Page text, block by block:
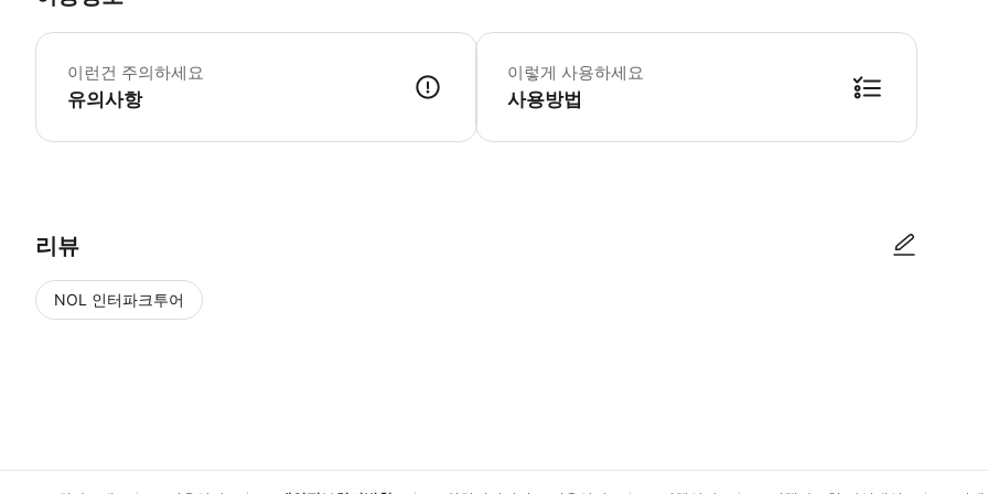
이런건 주의하세요
유의사항
▶ 꼭 알아두세요 * 티켓은 오픈 날짜이며 2026년 8월 31일까지 유효합니다. *
이렇게 사용하세요
사용방법
리뷰
NOL 인터파크투어